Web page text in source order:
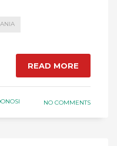
READ MORE
NO COMMENTS